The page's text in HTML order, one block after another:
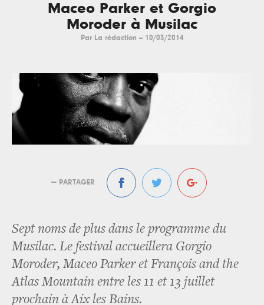
Maceo Parker et Gorgio
Moroder à Musilac
Par La rédaction -- 10/03/2014
— PARTAGER
Sept noms de plus dans le programme du
Musilac. Le festival accueillera Gorgio
Moroder, Maceo Parker et François and the
Atlas Mountain entre les 11 et 13 juillet
prochain à Aix les Bains.